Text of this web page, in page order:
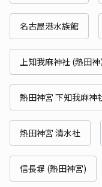
名古屋港水族館
上知我麻神社 (熱田
熱田神宮 下知我麻神
熱田神宮 清水社
信長塀 (熱田神宮)